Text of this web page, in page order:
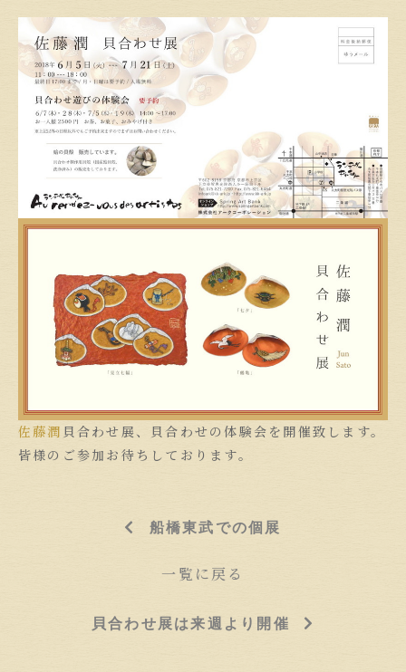
佐藤潤 貝合わせ展、貝合わせの体験会を開催致します。
皆様のご参加お待ちしております。
船橋東武での個展
一覧に戻る
貝合わせ展は来週より開催